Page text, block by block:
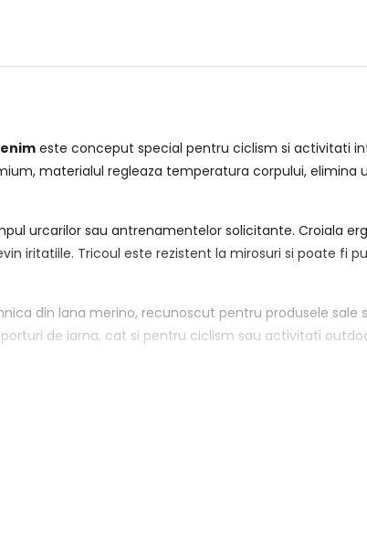
este conceput special pentru ciclism si activitati
materialul regleaza temperatura corpului, elimina
urcarilor sau antrenamentelor solicitante. Croiala
iritatiile. Tricoul este rezistent la mirosuri si poate fi
din lana merino, recunoscut pentru produsele
de iarna, cat si pentru ciclism sau activitati